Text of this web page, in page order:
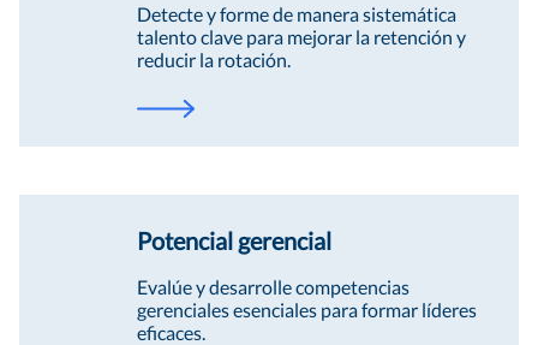
Detecte y forme de manera sistemática
talento clave para mejorar la retención y
reducir la rotación.
Potencial gerencial
Evalúe y desarrolle competencias
gerenciales esenciales para formar líderes
eficaces.